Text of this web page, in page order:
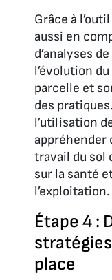
Grâce à l’outil
aussi en
d’analyses
l’évolution
parcelle et
des
l’utilisation
appréhender
travail du sol
sur la santé
l’exploitation.
Étape 4 :
place